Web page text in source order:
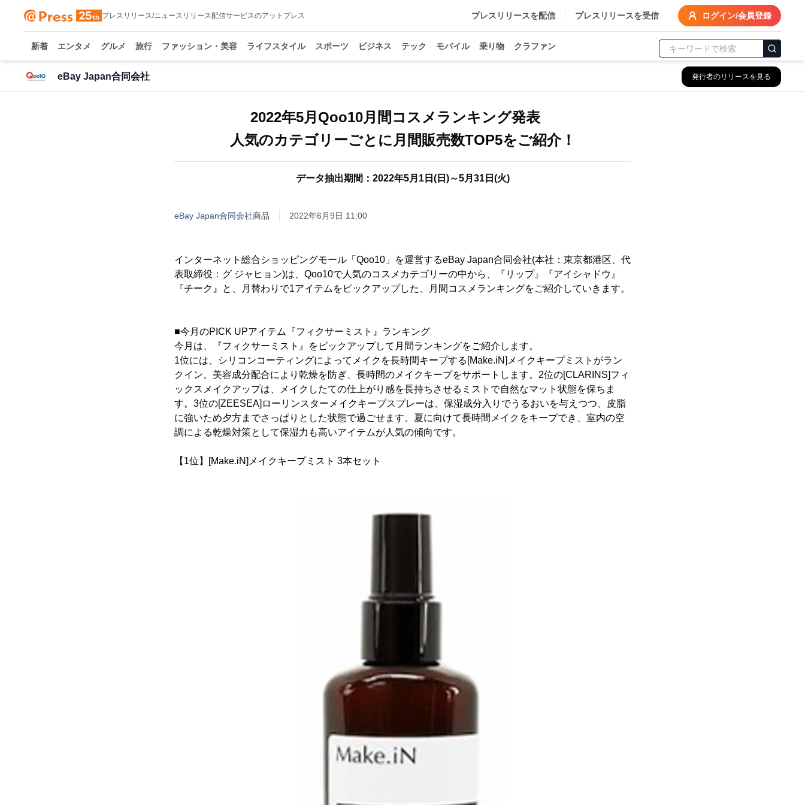
プレスリリース/ニュースリリース配信サービスのアットプレス プレスリリースを配信 プレスリリースを受信 ログイン/会員登録
新着 エンタメ グルメ 旅行 ファッション・美容 ライフスタイル スポーツ ビジネス テック モバイル 乗り物 クラファン
eBay Japan合同会社 発行者のリリースを見る
2022年5月Qoo10月間コスメランキング発表
人気のカテゴリーごとに月間販売数TOP5をご紹介！
データ抽出期間：2022年5月1日(日)～5月31日(火)
eBay Japan合同会社商品 2022年6月9日 11:00
インターネット総合ショッピングモール「Qoo10」を運営するeBay Japan合同会社(本社：東京都港区、代
表取締役：グ ジャヒョン)は、Qoo10で人気のコスメカテゴリーの中から、『リップ』『アイシャドウ』
『チーク』と、月替わりで1アイテムをピックアップした、月間コスメランキングをご紹介していきます。
■今月のPICK UPアイテム『フィクサーミスト』ランキング
今月は、『フィクサーミスト』をピックアップして月間ランキングをご紹介します。
1位には、シリコンコーティングによってメイクを長時間キープする[Make.iN]メイクキープミストがラン
クイン。美容成分配合により乾燥を防ぎ、長時間のメイクキープをサポートします。2位の[CLARINS]フィ
ックスメイクアップは、メイクしたての仕上がり感を長持ちさせるミストで自然なマット状態を保ちま
す。3位の[ZEESEA]ローリンスターメイクキープスプレーは、保湿成分入りでうるおいを与えつつ、皮脂
に強いため夕方までさっぱりとした状態で過ごせます。夏に向けて長時間メイクをキープでき、室内の空
調による乾燥対策として保湿力も高いアイテムが人気の傾向です。
【1位】[Make.iN]メイクキープミスト 3本セット